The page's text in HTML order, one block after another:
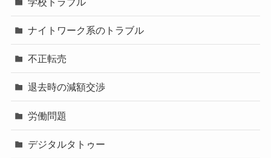
ナイトワーク系のトラブル
不正転売
退去時の減額交渉
労働問題
デジタルタトゥー